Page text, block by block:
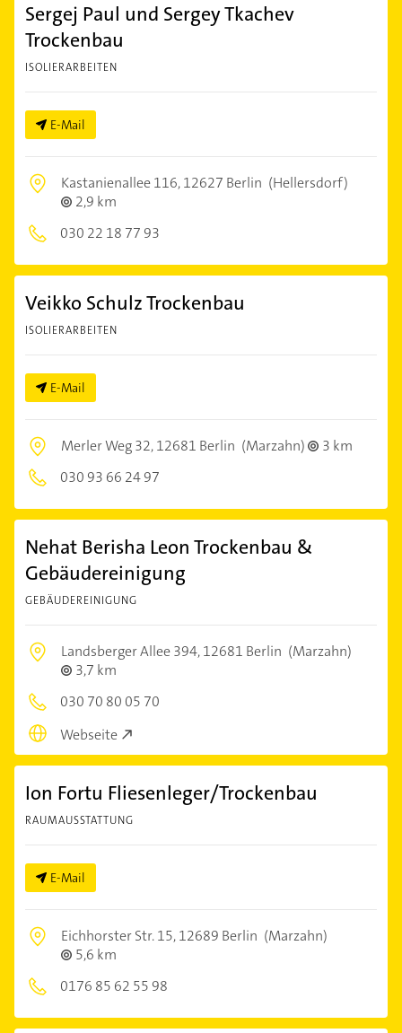
Sergej Paul und Sergey Tkachev
Trockenbau
ISOLIERARBEITEN
E-Mail
Kastanienallee 116,12627 Berlin (Hellersdorf)
2,9 km
030 22 18 77 93
Veikko Schulz Trockenbau
ISOLIERARBEITEN
E-Mail
Merler Weg 32,12681 Berlin (Marzahn)
3 km
030 93 66 24 97
Nehat Berisha Leon Trockenbau &
Gebäudereinigung
GEBÄUDEREINIGUNG
Landsberger Allee 394,12681 Berlin (Marzahn)
3,7 km
030 70 80 05 70
Webseite
Ion Fortu Fliesenleger/Trockenbau
RAUMAUSSTATTUNG
E-Mail
Eichhorster Str. 15,12689 Berlin (Marzahn)
5,6 km
0176 85 62 55 98